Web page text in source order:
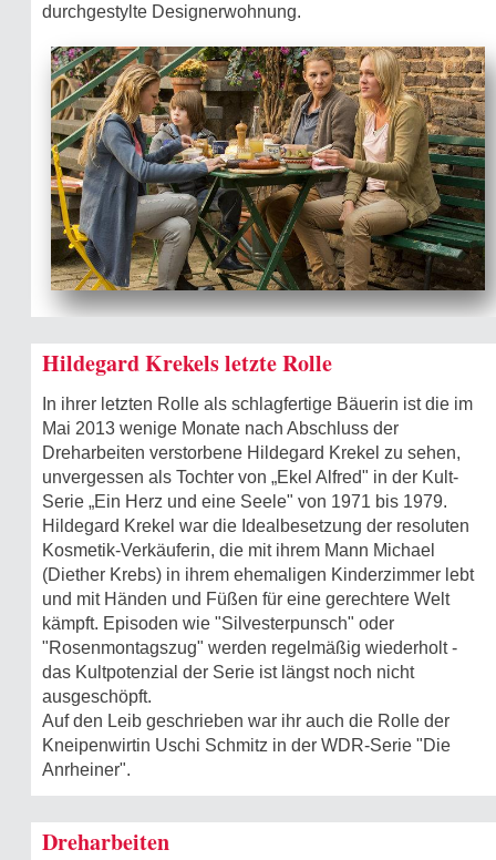
durchgestylte Designerwohnung.
Hildegard Krekels letzte Rolle
In ihrer letzten Rolle als schlagfertige Bäuerin ist die im
Mai 2013 wenige Monate nach Abschluss der
Dreharbeiten verstorbene Hildegard Krekel zu sehen,
unvergessen als Tochter von „Ekel Alfred" in der Kult-
Serie „Ein Herz und eine Seele" von 1971 bis 1979.
Hildegard Krekel war die Idealbesetzung der resoluten
Kosmetik-Verkäuferin, die mit ihrem Mann Michael
(Diether Krebs) in ihrem ehemaligen Kinderzimmer lebt
und mit Händen und Füßen für eine gerechtere Welt
kämpft. Episoden wie "Silvesterpunsch" oder
"Rosenmontagszug" werden regelmäßig wiederholt -
das Kultpotenzial der Serie ist längst noch nicht
ausgeschöpft.
Auf den Leib geschrieben war ihr auch die Rolle der
Kneipenwirtin Uschi Schmitz in der WDR-Serie "Die
Anrheiner".
Dreharbeiten